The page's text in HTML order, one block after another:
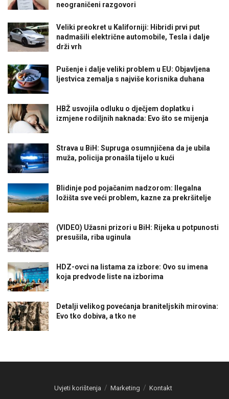
neograničeni razgovori
Veliki preokret u Kaliforniji: Hibridi prvi put
nadmašili električne automobile, Tesla i dalje
drži vrh
Pušenje i dalje veliki problem u EU: Objavljena
ljestvica zemalja s najviše korisnika duhana
HBŽ usvojila odluku o dječjem doplatku i
izmjene rodiljnih naknada: Evo što se mijenja
Strava u BiH: Supruga osumnjičena da je ubila
muža, policija pronašla tijelo u kući
Blidinje pod pojačanim nadzorom: Ilegalna
ložišta sve veći problem, kazne za prekršitelje
(VIDEO) Užasni prizori u BiH: Rijeka u potpunosti
presušila, riba uginula
HDZ-ovci na listama za izbore: Ovo su imena
koja predvode liste na izborima
Detalji velikog povećanja braniteljskih mirovina:
Evo tko dobiva, a tko ne
Uvjeti korištenja Marketing Kontakt